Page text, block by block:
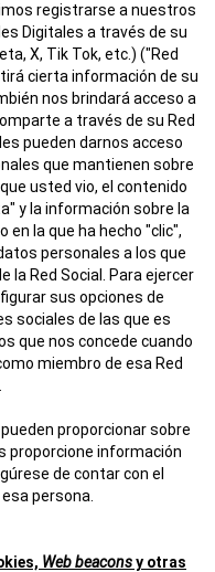
registrarse a nuestros
Digitales a través de su
X, Tik Tok, etc.) ("Red
cierta información de su
nos brindará acceso a
a través de su Red
pueden darnos acceso
que mantienen sobre
usted vio, el contenido
y la información sobre la
en la que ha hecho "clic",
personales a los que
la Red Social. Para ejercer
sus opciones de
sociales de las que es
que nos concede cuando
miembro de esa Red
proporcionar sobre
proporcione información
de contar con el
persona.
Web beaconsy otras